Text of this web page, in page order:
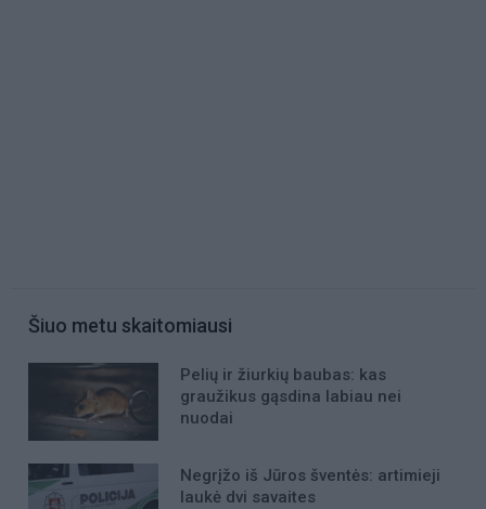
Šiuo metu skaitomiausi
Pelių ir žiurkių baubas: kas
graužikus gąsdina labiau nei
nuodai
Negrįžo iš Jūros šventės: artimieji
laukė dvi savaites